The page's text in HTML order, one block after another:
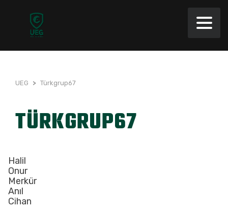
UEG > Türkgrup67
TÜRKGRUP67
Halil
Onur
Merkür
Anıl
Cihan